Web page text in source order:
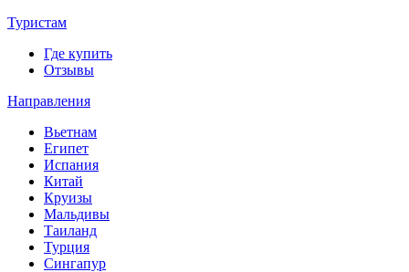
Туристам
Где купить
Отзывы
Направления
Вьетнам
Египет
Испания
Китай
Круизы
Мальдивы
Таиланд
Турция
Сингапур